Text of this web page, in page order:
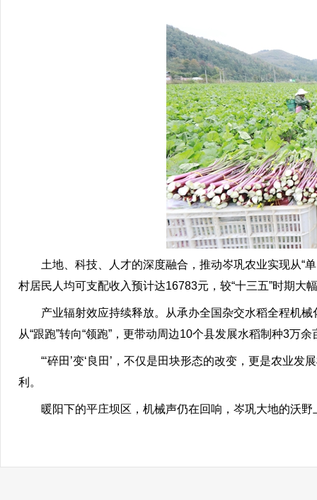
土地、科技、人才的深度融合，推动岑巩农业实现从“单
村居民人均可支配收入预计达16783元，较“十三五”时期大
产业辐射效应持续释放。从承办全国杂交水稻全程机械
从“跟跑”转向“领跑”，更带动周边10个县发展水稻制种3万
“‘碎田’变‘良田’，不仅是田块形态的改变，更是农业发
利。
暖阳下的平庄坝区，机械声仍在回响，岑巩大地的沃野